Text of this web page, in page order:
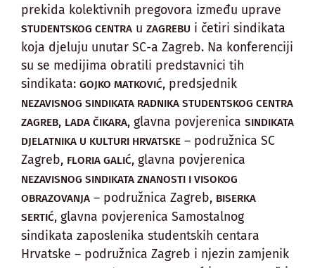
prekida kolektivnih pregovora između uprave
STUDENTSKOG CENTRA u ZAGREBU i četiri sindikata
koja djeluju unutar SC-a Zagreb. Na konferenciji
su se medijima obratili predstavnici tih
sindikata: GOJKO MATKOVIĆ, predsjednik
NEZAVISNOG SINDIKATA RADNIKA STUDENTSKOG CENTRA
ZAGREB, LADA ČIKARA, glavna povjerenica SINDIKATA
DJELATNIKA U KULTURI HRVATSKE – podružnica SC
Zagreb, FLORIA GALIĆ, glavna povjerenica
NEZAVISNOG SINDIKATA ZNANOSTI I VISOKOG
OBRAZOVANJA – podružnica Zagreb, BISERKA
SERTIĆ, glavna povjerenica Samostalnog
sindikata zaposlenika studentskih centara
Hrvatske – podružnica Zagreb i njezin zamjenik